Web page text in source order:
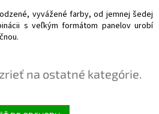
vyvážené farby, od jemnej šedej
s veľkým formátom panelov urobí
na ostatné kategórie.